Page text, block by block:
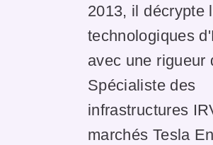
2013, il décrypte
technologiques
avec une rigueur
Spécialiste des
infrastructures
marchés Tesla